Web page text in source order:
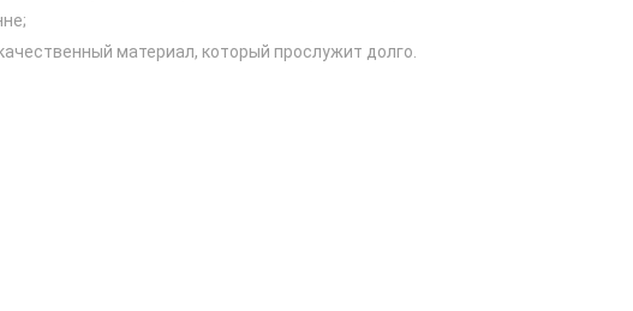
материал, который прослужит долго.